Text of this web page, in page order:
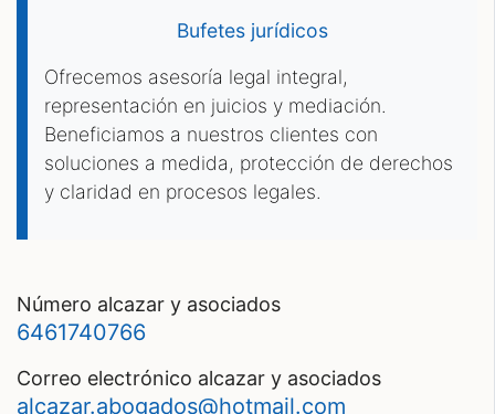
Bufetes jurídicos
Ofrecemos asesoría legal integral,
representación en juicios y mediación.
Beneficiamos a nuestros clientes con
soluciones a medida, protección de derechos
y claridad en procesos legales.
número alcazar y asociados
6461740766
correo electrónico alcazar y asociados
alcazar.abogados@hotmail.com